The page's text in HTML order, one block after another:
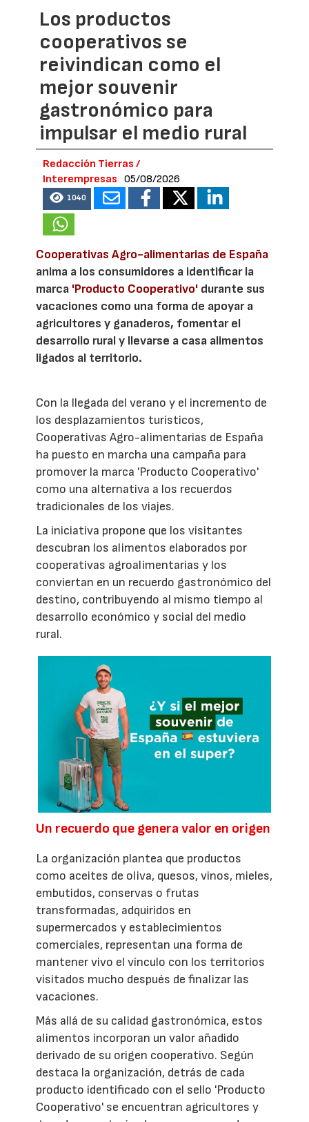
Los productos
cooperativos se
reivindican como el
mejor souvenir
gastronómico para
impulsar el medio rural
Redacción Tierras /
Interempresas
05/08/2026
1040
Cooperativas Agro-alimentarias de España
anima a los consumidores a identificar la
marca 'Producto Cooperativo' durante sus
vacaciones como una forma de apoyar a
agricultores y ganaderos, fomentar el
desarrollo rural y llevarse a casa alimentos
ligados al territorio.
Con la llegada del verano y el incremento de
los desplazamientos turísticos,
Cooperativas Agro-alimentarias de España
ha puesto en marcha una campaña para
promover la marca 'Producto Cooperativo'
como una alternativa a los recuerdos
tradicionales de los viajes.
La iniciativa propone que los visitantes
descubran los alimentos elaborados por
cooperativas agroalimentarias y los
conviertan en un recuerdo gastronómico del
destino, contribuyendo al mismo tiempo al
desarrollo económico y social del medio
rural.
Un recuerdo que genera valor en origen
La organización plantea que productos
como aceites de oliva, quesos, vinos, mieles,
embutidos, conservas o frutas
transformadas, adquiridos en
supermercados y establecimientos
comerciales, representan una forma de
mantener vivo el vínculo con los territorios
visitados mucho después de finalizar las
vacaciones.
Más allá de su calidad gastronómica, estos
alimentos incorporan un valor añadido
derivado de su origen cooperativo. Según
destaca la organización, detrás de cada
producto identificado con el sello 'Producto
Cooperativo' se encuentran agricultores y